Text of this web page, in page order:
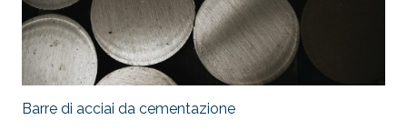
Barre di acciai da cementazione